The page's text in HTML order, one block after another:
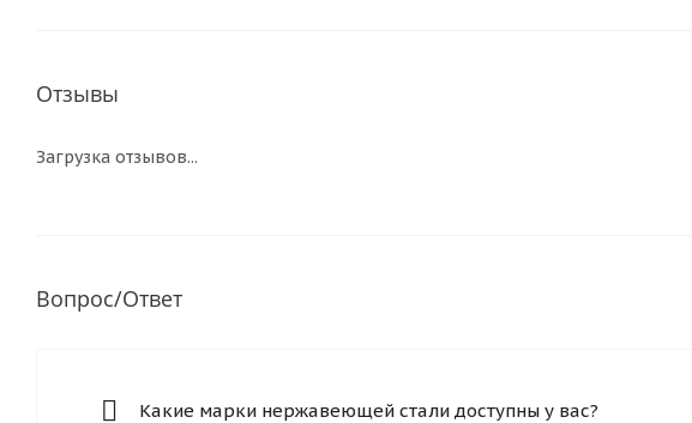
Отзывы
Загрузка отзывов...
Вопрос/Ответ
Какие марки нержавеющей стали доступны у вас?